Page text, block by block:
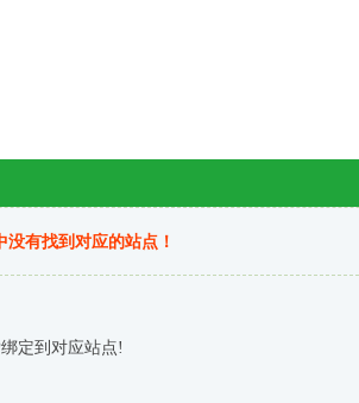
有找到对应的站点！
定到对应站点!